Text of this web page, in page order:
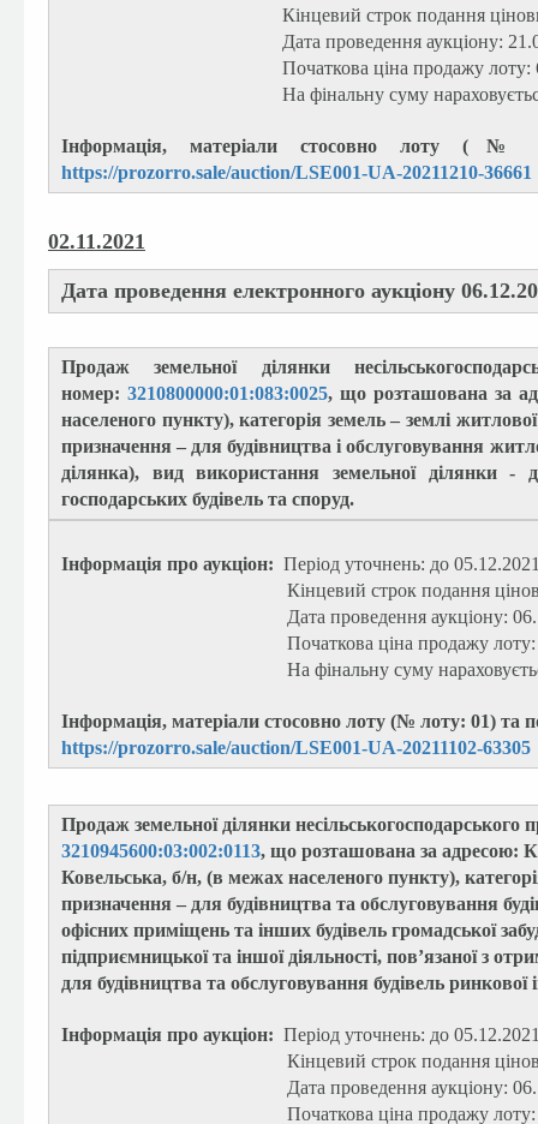
Кінцевий строк подання цінових
Дата проведення аукціону:
Початкова ціна продажу лоту: 6 500
На фінальну суму нараховується
Інформація, матеріали стосовно лоту (№
https://prozorro.sale/auction/LSE001-UA-20211210-36661
02.11.2021
Дата проведення електронного аукціону
Продаж земельної ділянки
номер:3210800000:01:083:0025, що розташована за
населеного пункту), категорія земель – землі
призначення – для будівництва і обслуговування
ділянка), вид використання земельної ділянки -
господарських будівель та споруд.
Інформація про аукціон: Період уточнень: до
Кінцевий строк подання цінових
Дата проведення аукціону:
Початкова ціна продажу лоту: 696
На фінальну суму нараховується
Інформація, матеріали стосовно лоту (№ лоту: 01) та
https://prozorro.sale/auction/LSE001-UA-20211102-63305
Продаж земельної ділянки
3210945600:03:002:0113, що розташована за адресою:
Ковельська, б/н, (в межах населеного пункту),
призначення – для будівництва та обслуговування
офісних приміщень та інших будівель громадської
підприємницької та іншої діяльності, пов’язаної з
для будівництва та обслуговування будівель
Інформація про аукціон: Період уточнень: до
Кінцевий строк подання цінових
Дата проведення аукціону:
Початкова ціна продажу лоту: 7 005